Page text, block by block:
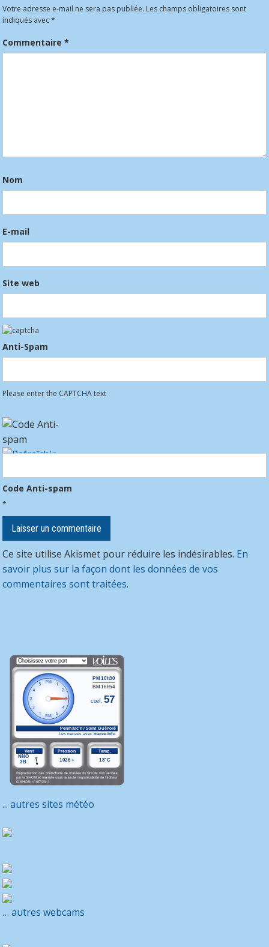
Votre adresse e-mail ne sera pas publiée. Les champs obligatoires sont
indiqués avec*
Commentaire*
Nom
E-mail
Site web
Anti-Spam
Please enter the CAPTCHA text
Code Anti-spam
*
Ce site utilise Akismet pour réduire les indésirables. En
savoir plus sur la façon dont les données de vos
commentaires sont traitées.
... autres sites météo
… autres webcams